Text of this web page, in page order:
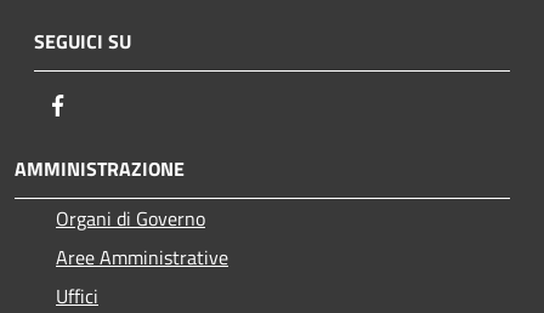
SEGUICI SU
AMMINISTRAZIONE
Organi di Governo
Aree Amministrative
Uffici